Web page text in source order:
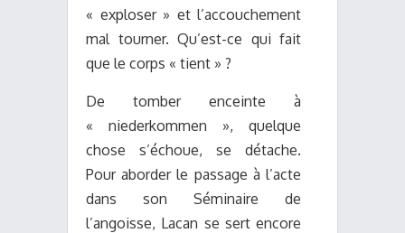
« exploser » et l’accouchement
mal tourner. Qu’est-ce qui fait
que le corps « tient » ?
De tomber enceinte à
« niederkommen », quelque
chose s’échoue, se détache.
Pour aborder le passage à l’acte
dans son Séminaire de
l’angoisse, Lacan se sert encore